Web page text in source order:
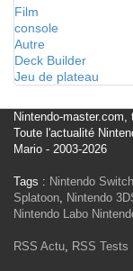
Film
console
Autre
Deck Builder
Jeu de plateau
Nintendo-
Toute l'actualité
Mario - 2003-2026
Tags : Nintendo Switch
Splatoon, Nintendo
Nintendo Labo
RSS Actu, RSS Tests